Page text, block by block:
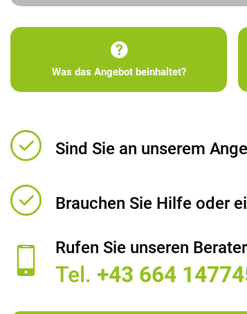
Was das Angebot beinhaltet?
Sind Sie an unserem
Brauchen Sie Hilfe oder
Rufen Sie unseren
Tel. +43 664